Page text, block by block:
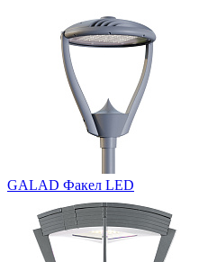
GALAD Факел LED